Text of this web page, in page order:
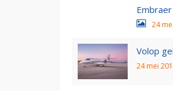
24
Volop
24 mei